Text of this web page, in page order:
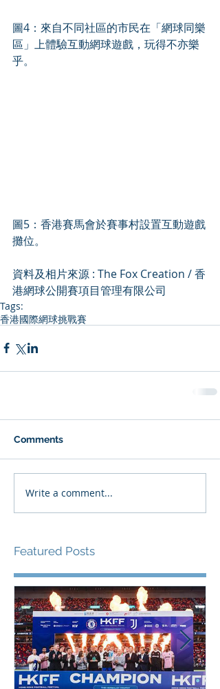
圖4：來自不同社區的市民在「網球同樂
區」上體驗互動網球遊戲，玩得不亦樂
乎。
圖5：香港賽馬會於賽事村設置互動遊戲
攤位。
資料及相片來源 : The Fox Creation / 香
港網球公開賽項目管理有限公司
Tags:
香港國際網球挑戰賽
Comments
Write a comment...
Featured Posts